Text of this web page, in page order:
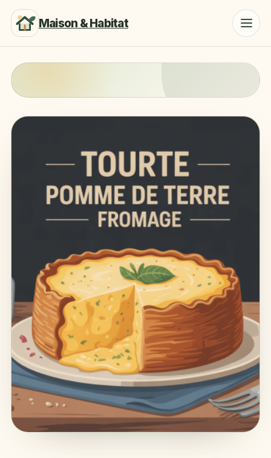
Maison & Habitat